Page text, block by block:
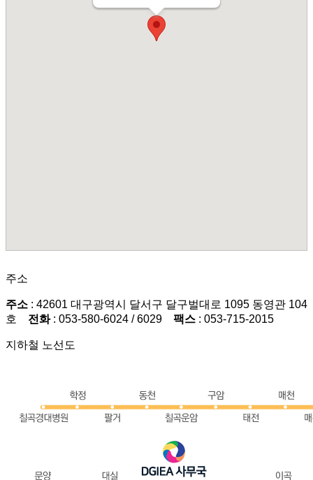
주소
주소 : 42601 대구광역시 달서구 달구벌대로 1095 동영관 104
호 전화: 053-580-6024 / 6029 팩스 : 053-715-2015
지하철 노선도